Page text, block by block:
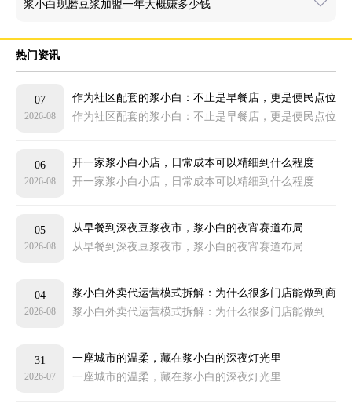
浆小白现磨豆浆加盟一年大概赚多少钱
热门资讯
07
2026-08
作为社区配套的浆小白：不止是早餐店，更是便民点位
作为社区配套的浆小白：不止是早餐店，更是便民点位
06
2026-08
开一家浆小白小店，日常成本可以精细到什么程度
开一家浆小白小店，日常成本可以精细到什么程度
05
2026-08
从早餐到深夜豆浆夜市，浆小白的夜宵赛道布局
从早餐到深夜豆浆夜市，浆小白的夜宵赛道布局
04
2026-08
浆小白外卖代运营模式拆解：为什么很多门店能做到商
圈靠前
浆小白外卖代运营模式拆解：为什么很多门店能做到商圈靠前
31
2026-07
一座城市的温柔，藏在浆小白的深夜灯光里
一座城市的温柔，藏在浆小白的深夜灯光里